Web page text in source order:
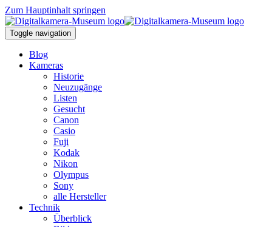
Zum Hauptinhalt springen
Toggle navigation
Blog
Kameras
Historie
Neuzugänge
Listen
Gesucht
Canon
Casio
Fuji
Kodak
Nikon
Olympus
Sony
alle Hersteller
Technik
Überblick